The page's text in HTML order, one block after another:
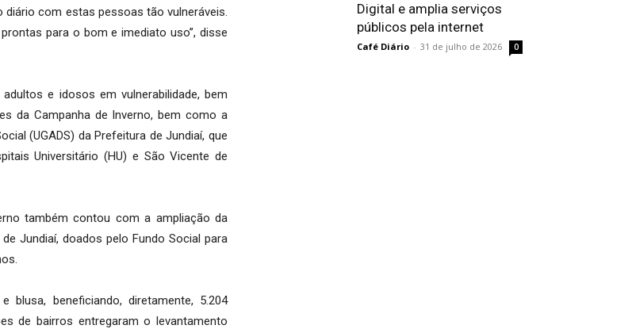
com estas pessoas tão vulneráveis.
para o bom e imediato uso”, disse
e idosos em vulnerabilidade, bem
da Campanha de Inverno, bem como a
(UGADS) da Prefeitura de Jundiaí, que
Universitário (HU) e São Vicente de
também contou com a ampliação da
Jundiaí, doados pelo Fundo Social para
beneficiando, diretamente, 5.204
de bairros entregaram o levantamento
Digital e amplia serviços
públicos pela internet
Café Diário - 31 de julho de 2026 0